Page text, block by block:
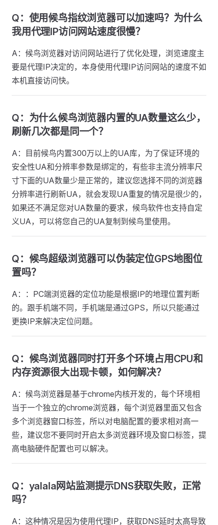
Q：使用候鸟指纹浏览器可以加速吗？为什么
我用代理IP访问网站速度很慢？
A：候鸟浏览器对访问网站进行了优化处理，浏览速度主
要是代理IP决定的，本身使用代理IP访问网站的速度不如
本机直接访问快。
Q：为什么候鸟浏览器内置的UA数量这么少，
刷新几次都是同一个？
A：目前候鸟内置300万以上的UA库，为了保证环境的
安全性UA和分辨率参数是绑定的，有些非主流分辨率尺
寸下面的UA数量少是正常的，建议您选择不同的浏览器
分辨率进行刷新UA，就会发现UA重复的情况是很少的，
如果还不满足您对UA数量的要求，候鸟软件也支持自定
义UA，可以将您自己的UA复制到候鸟里使用。
Q：候鸟超级浏览器可以伪装定位GPS地图位
置吗？
A：：PC端浏览器的定位功能是根据IP的地理位置判断
的。跟手机端不同，手机端是通过GPS，所以只能通过
更换IP来解决定位问题。
Q：候鸟浏览器同时打开多个环境占用CPU和
内存资源很大出现卡顿，如何解决？
A：候鸟浏览器是基于chrome内核开发的，每个环境相
当于一个独立的chrome浏览器，每个浏览器里面又包含
多个浏览器窗口标签，所以对电脑配置的要求相对高一
些，建议您不要同时开启太多浏览器环境及窗口标签，提
高电脑硬件配置也可以解决。
Q：yalala网站监测提示DNS获取失败，正常
吗？
A：这种情况是因为使用代理IP，获取DNS延时太高导致